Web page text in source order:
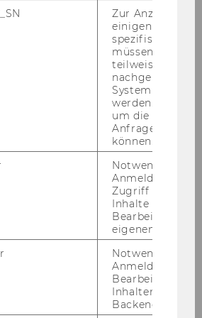
​Case, der zeigt,
ihren Zweck künf­tig er­fül­
der vier span­nen­den
Fi­nanz­be­ra­tung wei­ter­ent­
in der CEE-​Region
Ge­sund­heit und beim
zu un­ter­stüt­zen?
der Fi­nanz­be­ra­tung“
Tools, per­so­na­li­sier­te Be­
Zur Anzeige von
einigen WU-
spezifischen
müssen
teilweise von
nachgelagerten
System
werden.
um die Antwort
Anfrage
können.
Notwendig für
Anmeldung und
Zugriff auf
Inhalte oder zur
Bearbeitung des
eigenen Profils.
Notwendig für
Anmeldung und
Bearbeitung von
Inhalten im
Backend.